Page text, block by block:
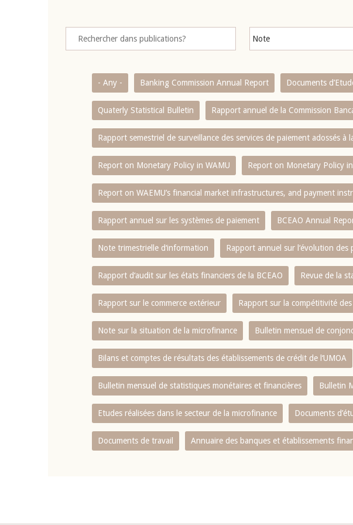
- Any - Banking Commission Annual Report Documents
Quaterly Statistical Bulletin Rapport annuel de la Commission
Rapport semestriel de surveillance des services de paiement adossés à
Report on Monetary Policy in WAMU Report on Monetary Policy
Report on WAEMU’s financial market infrastructures, and payment
Rapport annuel sur les systèmes de paiement BCEAO Annual
Note trimestrielle d‘information Rapport annuel sur l‘évolution des
Rapport d‘audit sur les états financiers de la BCEAO Revue de la
Rapport sur le commerce extérieur Rapport sur la compétitivité des
Note sur la situation de la microfinance Bulletin mensuel de
Bilans et comptes de résultats des établissements de crédit de l‘UMOA
Bulletin mensuel de statistiques monétaires et financières Bulletin
Etudes réalisées dans le secteur de la microfinance Documents
Documents de travail Annuaire des banques et établissements